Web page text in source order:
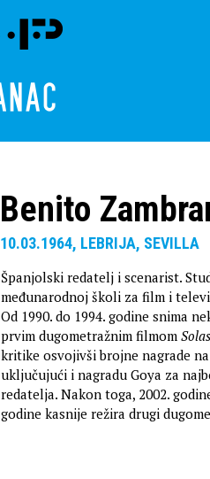
Benito
10.03.1964, LEBRIJA, SEVILLA
Španjolski redatelj i scenarist.
međunarodnoj školi za film i
Od 1990. do 1994. godine snima
prvim dugometražnim filmom Solas
kritike osvojivši brojne nagrade
uključujući i nagradu Goya za
redatelja. Nakon toga, 2002.
godine kasnije režira drugi